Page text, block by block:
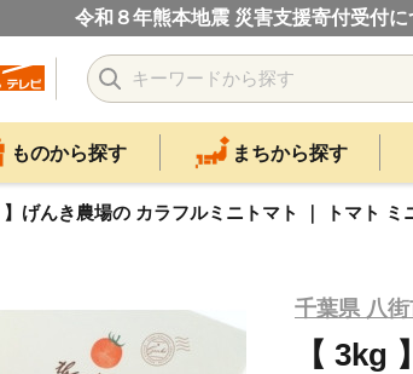
令和８年熊本地震 災害支援寄付受付に
ものから探す まちから探す
げんき農場の カラフルミニトマト ｜ トマト
千葉県 八
【 3kg